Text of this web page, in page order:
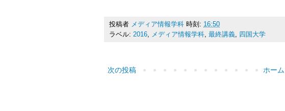
投稿者 メディア情報学科 時刻: 16:50
ラベル: 2016, メディア情報学科, 最終講義, 四国大学
次の投稿 ホーム